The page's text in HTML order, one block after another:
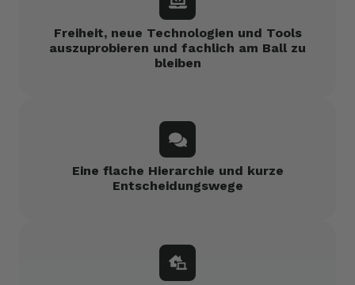
Freiheit, neue Technologien und Tools
auszuprobieren und fachlich am Ball zu
bleiben
Eine flache Hierarchie und kurze
Entscheidungswege